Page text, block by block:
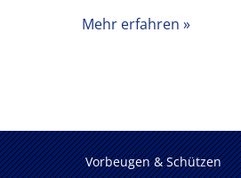
Mehr erfahren
Vorbeugen & Schützen